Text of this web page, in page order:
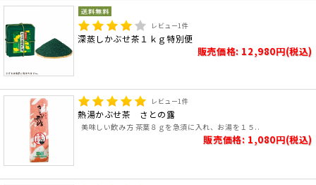
レビュー1件
深蒸しかぶせ茶１ｋｇ特別便
販売価格: 12,980円(税込)
レビュー1件
熱湯かぶせ茶 さとの露
美味しい飲み方 茶葉８ｇを急須に入れ、お湯を１５..
販売価格: 1,080円(税込)